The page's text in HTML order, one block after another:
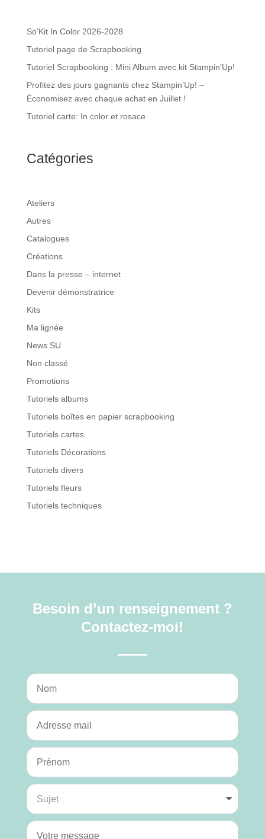
So’Kit In Color 2026-2028
Tutoriel page de Scrapbooking
Tutoriel Scrapbooking : Mini Album avec kit Stampin’Up!
Profitez des jours gagnants chez Stampin’Up! –
Économisez avec chaque achat en Juillet !
Tutoriel carte: In color et rosace
Catégories
Ateliers
Autres
Catalogues
Créations
Dans la presse – internet
Devenir démonstratrice
Kits
Ma lignée
News SU
Non classé
Promotions
Tutoriels albums
Tutoriels boîtes en papier scrapbooking
Tutoriels cartes
Tutoriels Décorations
Tutoriels divers
Tutoriels fleurs
Tutoriels techniques
Besoin d’un renseignement ?
Contactez-moi!